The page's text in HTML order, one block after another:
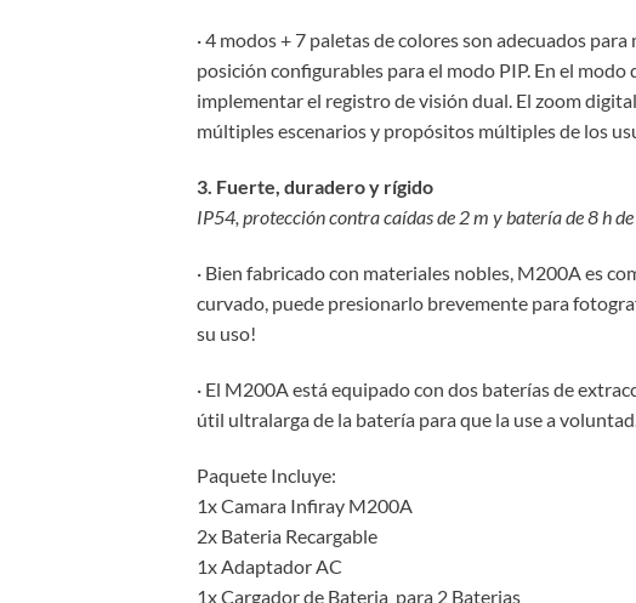
· 4 modos + 7 paletas de colores son adecuados
posición configurables para el modo PIP. En el
implementar el registro de visión dual. El zoom
múltiples escenarios y propósitos múltiples de los
3. Fuerte, duradero y rígido
IP54, protección contra caídas de 2 m y batería de 8 h
· Bien fabricado con materiales nobles, M200A es
curvado, puede presionarlo brevemente para
su uso!
· El M200A está equipado con dos baterías de
útil ultralarga de la batería para que la use a
Paquete Incluye:
1x Camara Infiray M200A
2x Bateria Recargable
1x Adaptador AC
1x Cargador de Bateria para 2 Baterias